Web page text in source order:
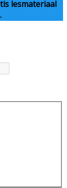
lesmateriaal